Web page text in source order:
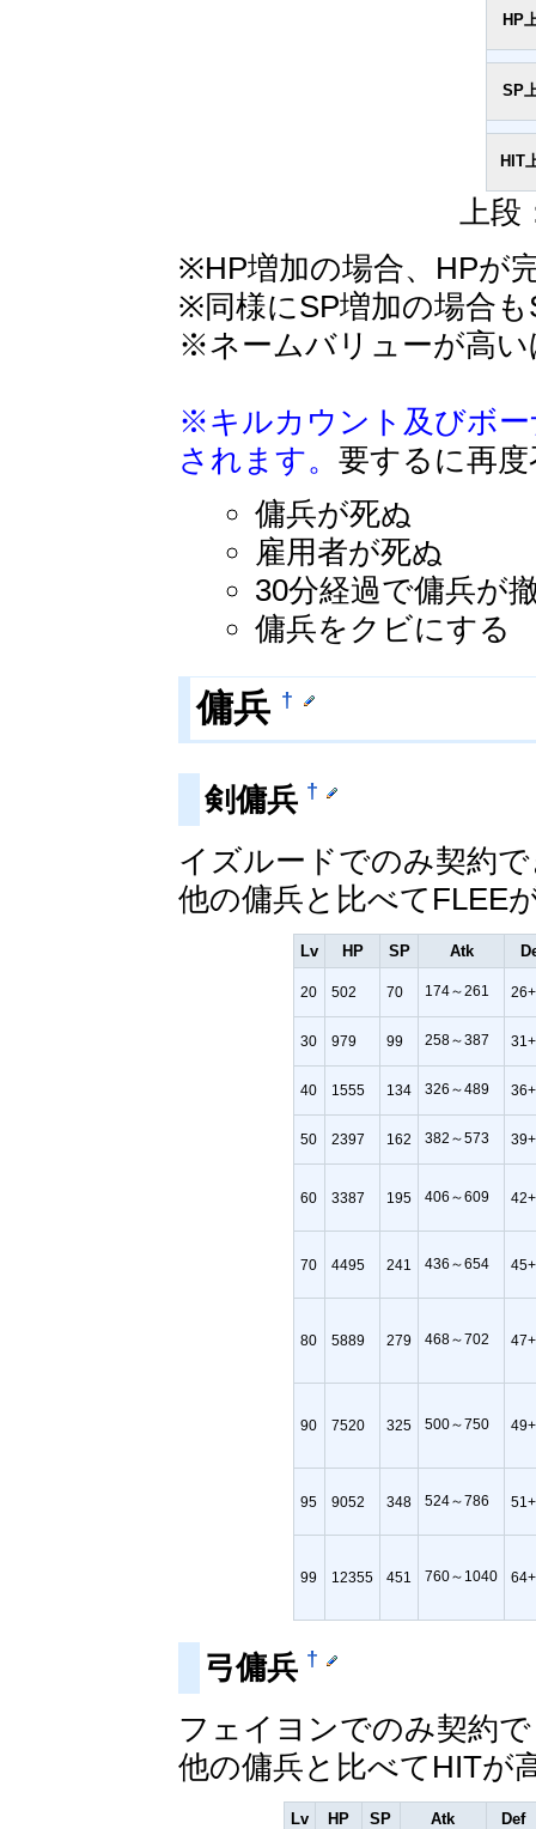
HP
SP
HIT
上段
※HP増加の場合、HPが
※同様にSP増加の場合
※ネームバリューが高
※キルカウント及びボー
されます。要するに再
傭兵が死ぬ
雇用者が死ぬ
30分経過で傭兵が
傭兵をクビにする
傭兵 †
剣傭兵 †
イズルードでのみ契約
他の傭兵と比べてFLEE
Lv HP SP Atk
20 502 70 174～261
30 979 99 258～387
40 1555 134 326～489
50 2397 162 382～573
60 3387 195 406～609
70 4495 241 436～654
80 5889 279 468～702
90 7520 325 500～750
95 9052 348 524～786
99 12355 451 760～1040
弓傭兵 †
フェイヨンでのみ契約
他の傭兵と比べてHITが
Lv HP SP Atk Def